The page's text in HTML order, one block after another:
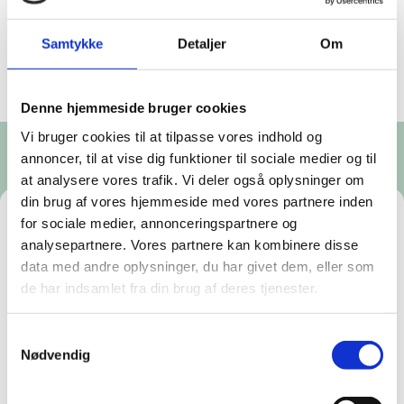
Samtykke Detaljer Om
Denne hjemmeside bruger cookies
Vi bruger cookies til at tilpasse vores indhold og
annoncer, til at vise dig funktioner til sociale medier og til
at analysere vores trafik. Vi deler også oplysninger om
din brug af vores hjemmeside med vores partnere inden
for sociale medier, annonceringspartnere og
analysepartnere. Vores partnere kan kombinere disse
data med andre oplysninger, du har givet dem, eller som
de har indsamlet fra din brug af deres tjenester.
Nødvendig
Test 1 – Viden om mineraler op af
Grønlands undergrund
fringilla. Phasellus pellentesque nisi at sagittis
lacinia. Pellentesque interdum pretium libero, et
iaculis quam mattis ac. Pellentesque sollicitudin